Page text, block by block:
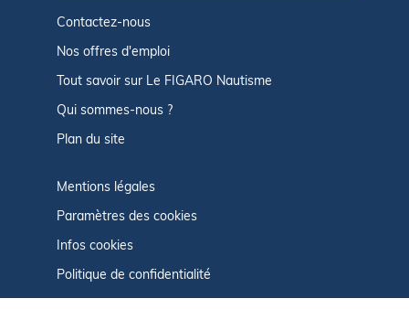
Contactez-nous
Nos offres d'emploi
Tout savoir sur Le FIGARO Nautisme
Qui sommes-nous ?
Plan du site
Mentions légales
Paramètres des cookies
Infos cookies
Politique de confidentialité
CGU